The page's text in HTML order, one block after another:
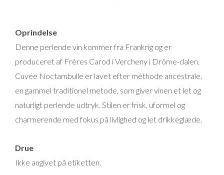
Naturel
Pèt
Nat
-
Naturvin
antal
Oprindelse
Denne perlende vin kommer fra Frankrig og er
produceret af Frères Carod i Vercheny i Drôme-dalen.
Cuvée Noctambulle er lavet efter méthode ancestrale,
en gammel traditionel metode, som giver vinen et let og
naturligt perlende udtryk. Stilen er frisk, uformel og
charmerende med fokus på livlighed og let drikkeglæde.
Drue
Ikke angivet på etiketten.